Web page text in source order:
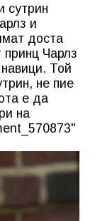
сутрин
и
доста
принц Чарлз
Той
не пие
е да
на